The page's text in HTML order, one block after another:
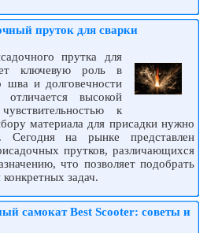
пруток для сварки
прутка для
ключевую роль в
шва и долговечности
высокой
к
материала для присадки нужно
Сегодня на рынке представлен
прутков, различающихся
что позволяет подобрать
задач.
самокат Best Scooter: советы и